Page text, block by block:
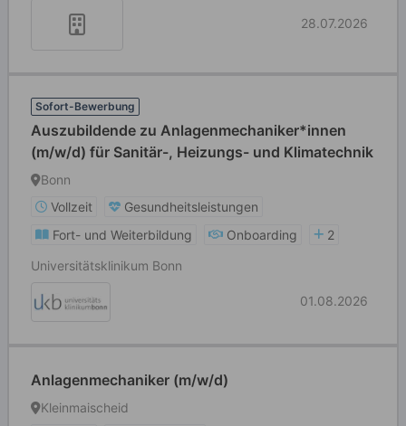
28.07.2026
Sofort-Bewerbung
Auszubildende zu Anlagenmechaniker*innen
(m/w/d) für Sanitär-, Heizungs- und Klimatechnik
Bonn
Vollzeit
Gesundheitsleistungen
Fort- und Weiterbildung
Onboarding
2
Universitätsklinikum Bonn
01.08.2026
Anlagenmechaniker (m/w/d)
Kleinmaischeid